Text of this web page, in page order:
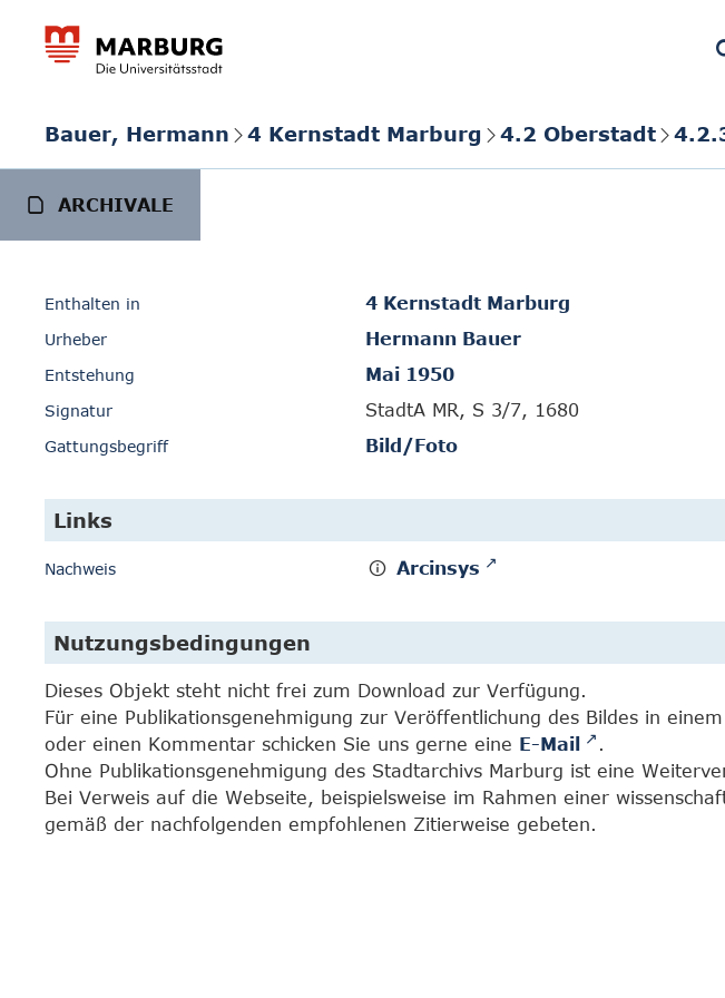
Bauer, Hermann 4 Kernstadt Marburg 4.2 Oberstadt
ARCHIVALE
Enthalten in 4 Kernstadt Marburg
Urheber Hermann Bauer
Entstehung Mai 1950
Signatur StadtA MR, S 3/7, 1680
Gattungsbegriff Bild/Foto
Links
Nachweis Arcinsys
Nutzungsbedingungen
Dieses Objekt steht nicht frei zum Download zur Verfügung.
Für eine Publikationsgenehmigung zur Veröffentlichung des Bildes in
oder einen Kommentar schicken Sie uns gerne eine E-Mail
.
Ohne Publikationsgenehmigung des Stadtarchivs Marburg ist eine
Bei Verweis auf die Webseite, beispielsweise im Rahmen einer
gemäß der nachfolgenden empfohlenen Zitierweise gebeten.